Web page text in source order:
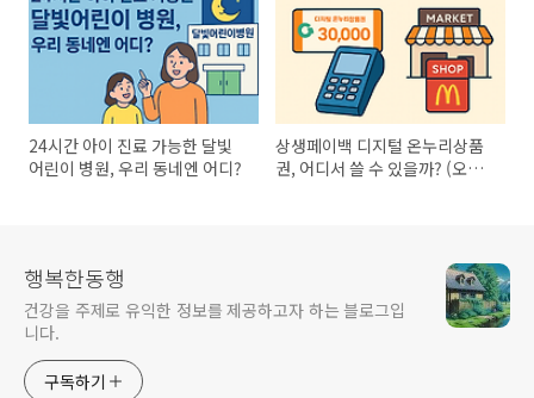
24시간 아이 진료 가능한 달빛
어린이 병원, 우리 동네엔 어디?
상생페이백 디지털 온누리상품
권, 어디서 쓸 수 있을까? (오프
행복한동행
건강을 주제로 유익한 정보를 제공하고자 하는 블로그입
니다.
구독하기